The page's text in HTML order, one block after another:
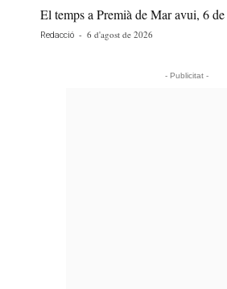
El temps a Premià de Mar avui, 6
Redacció - 6 d'agost de 2026
- Publicitat -